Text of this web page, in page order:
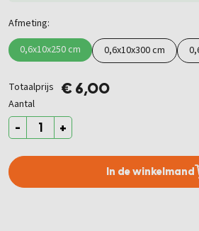
Afmeting:
0,6x10x250 cm
0,6x10x300 cm
Totaalprijs € 6,00
Aantal
- +
In de winkelmand